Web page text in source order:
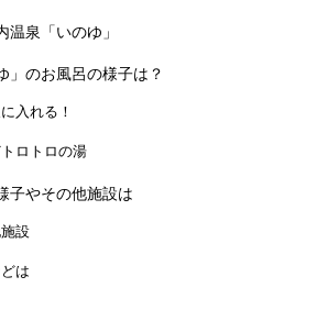
泉「いのゆ」
」のお風呂の様子は？
入れる！
ロトロの湯
子やその他施設は
設
は